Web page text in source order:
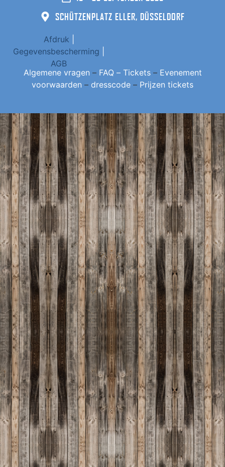
SCHÜTZENPLATZ ELLER, DÜSSELDORF
Afdruk
Gegevensbescherming
AGB
Algemene vragen – FAQ – Tickets– Evenement
voorwaarden – dresscode – Prijzen tickets